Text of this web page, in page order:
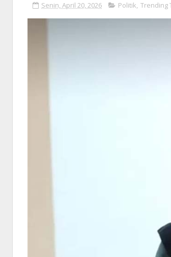
Senin, April 20, 2026 Politik, Trending